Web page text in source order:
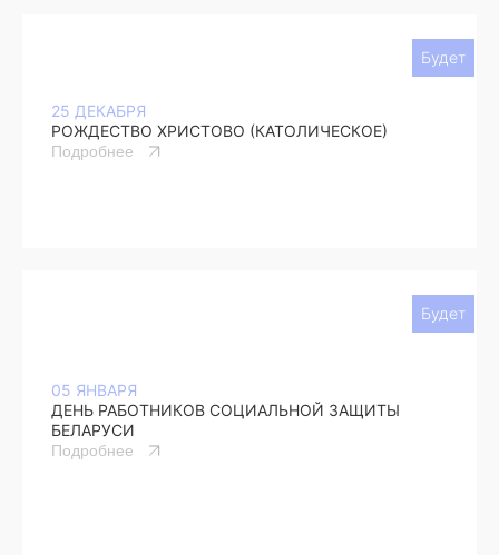
Будет
25 ДЕКАБРЯ
РОЖДЕСТВО ХРИСТОВО (КАТОЛИЧЕСКОЕ)
Подробнее
Будет
05 ЯНВАРЯ
ДЕНЬ РАБОТНИКОВ СОЦИАЛЬНОЙ ЗАЩИТЫ
БЕЛАРУСИ
Подробнее